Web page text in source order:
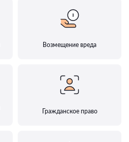
Возмещение вреда
Гражданское право